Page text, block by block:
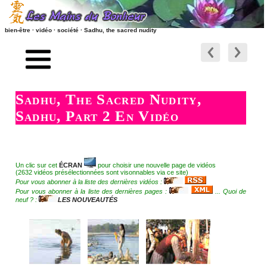
bien-être · vidéo · société · Sadhu, the sacred nudity
accueil
vidéos société, naturisme, vie
société-naturisme-nature
sacred nudity
nudité et spiritualité
la méditation
dormir nu
suite
retour société, naturisme, vie
retour vers les massages
liens relationnels
liens RSS - ATOM - PODCAST
les nouvelles vidéos
contact - site - forum
Sadhu, The Sacred Nudity,
Sadhu, Part 2 En Vidéo
Un clic sur cet ÉCRAN
pour choisir une nouvelle page de vidéos
(2632 vidéos présélectionnées sont visonnables via ce site)
Pour vous abonner à la liste des dernières vidéos :
Pour vous abonner à la liste des dernières pages :
... Quoi de
neuf ? :
LES NOUVEAUTÉS